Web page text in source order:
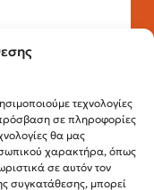
τεχνολογίες
σε πληροφορίες
θα μας
χαρακτήρα, όπως
σε αυτόν τον
συγκατάθεσης, μπορεί
020
54622,
–14:00